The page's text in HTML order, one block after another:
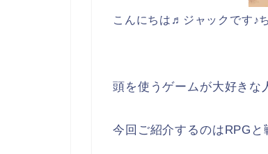
こんにちは♬ジャックです♪
頭を使うゲームが大好きな
今回ご紹介するのは RPGと